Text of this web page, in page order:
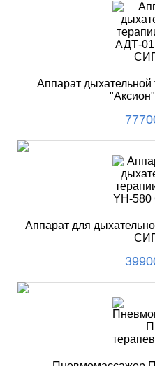
Аппарат
Аппарат для